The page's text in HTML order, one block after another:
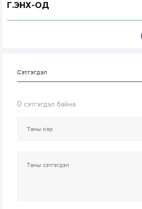
Г.ЭНХ-ОД
Сэтгэгдэл
0 сэтгэгдэл байна